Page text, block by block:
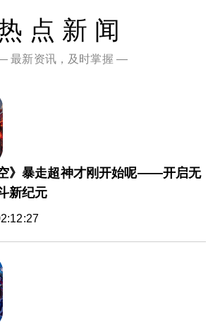
点新闻
最新资讯，及时掌握 —
空》暴走超神才刚开始呢——开启无
新纪元